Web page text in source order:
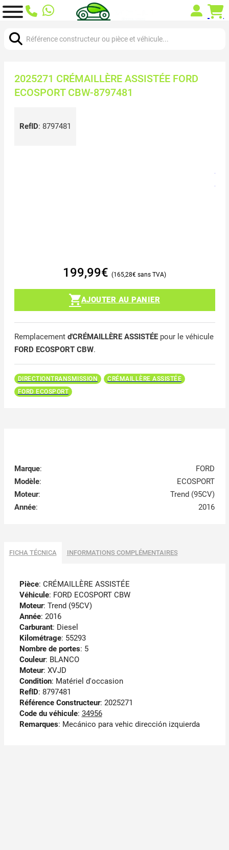
2025271 CRÉMAILLÈRE ASSISTÉE FORD
ECOSPORT CBW-8797481
RefID: 8797481
199,99€ 165,28€
AJOUTER AU PANIER
Remplacement d'CRÉMAILLÈRE ASSISTÉEpour le véhicule
FORD ECOSPORT CBW.
DIRECTIONTRANSMISSION
CRÉMAILLÈRE ASSISTÉE
FORD ECOSPORT
Marque:
FORD
Modèle:
ECOSPORT
Moteur:
Trend (95CV)
Année: 2016
FICHA TÉCNICA INFORMATIONS COMPLÉMENTAIRES
Pièce: CRÉMAILLÈRE ASSISTÉE
Véhicule: FORD ECOSPORT CBW
Moteur: Trend (95CV)
Année: 2016
Carburant: Diesel
Kilométrage: 55293
Nombre de portes: 5
Couleur: BLANCO
Moteur: XVJD
Condition: Matériel d'occasion
RefID: 8797481
Référence Constructeur: 2025271
Code du véhicule: 34956
Remarques: Mecánico para vehic dirección izquierda